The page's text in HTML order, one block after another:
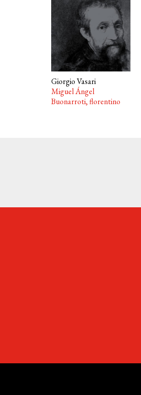
Giorgio Vasari
Miguel Ángel
Buonarroti, florentino